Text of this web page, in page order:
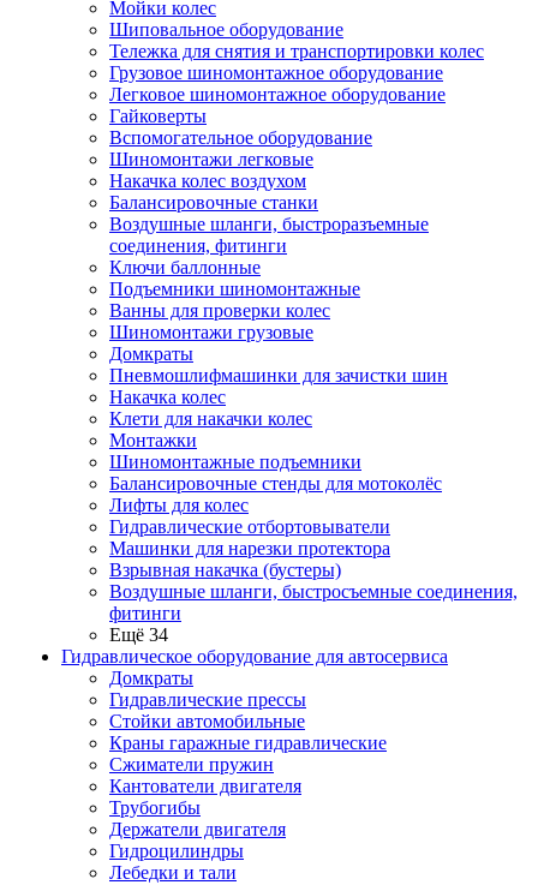
Мойки колес
Шиповальное оборудование
Тележка для снятия и транспортировки колес
Грузовое шиномонтажное оборудование
Легковое шиномонтажное оборудование
Гайковерты
Вспомогательное оборудование
Шиномонтажи легковые
Накачка колес воздухом
Балансировочные станки
Воздушные шланги, быстроразъемные
соединения, фитинги
Ключи баллонные
Подъемники шиномонтажные
Ванны для проверки колес
Шиномонтажи грузовые
Домкраты
Пневмошлифмашинки для зачистки шин
Накачка колес
Клети для накачки колес
Монтажки
Шиномонтажные подъемники
Балансировочные стенды для мотоколёс
Лифты для колес
Гидравлические отбортовыватели
Машинки для нарезки протектора
Взрывная накачка (бустеры)
Воздушные шланги, быстросъемные соединения,
фитинги
Ещё 34
Гидравлическое оборудование для автосервиса
Домкраты
Гидравлические прессы
Стойки автомобильные
Краны гаражные гидравлические
Сжиматели пружин
Кантователи двигателя
Трубогибы
Держатели двигателя
Гидроцилиндры
Лебедки и тали